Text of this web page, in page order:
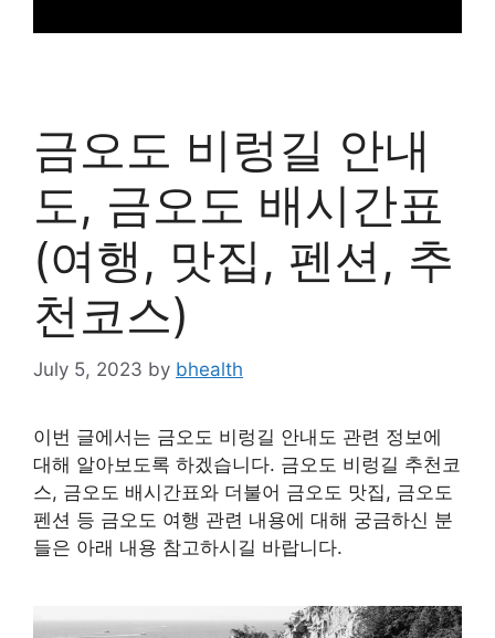
금오도 비렁길 안내
도, 금오도 배시간표
(여행, 맛집, 펜션, 추
천코스)
July 5, 2023 by bhealth
이번 글에서는 금오도 비렁길 안내도 관련 정보에
대해 알아보도록 하겠습니다. 금오도 비렁길 추천코
스, 금오도 배시간표와 더불어 금오도 맛집, 금오도
펜션 등 금오도 여행 관련 내용에 대해 궁금하신 분
들은 아래 내용 참고하시길 바랍니다.